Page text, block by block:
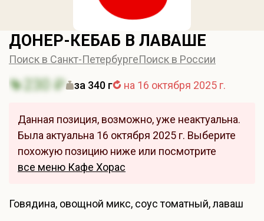
ДОНЕР-КЕБАБ В ЛАВАШЕ
Поиск в Санкт-ПетербургеПоиск в России
230 ₽ за 340 г на 16 октября 2025 г.
Данная позиция, возможно, уже неактуальна.
Была актуальна 16 октября 2025 г. Выберите
похожую позицию ниже или посмотрите
все меню Кафе Хорас
Говядина, овощной микс, соус томатный, лаваш